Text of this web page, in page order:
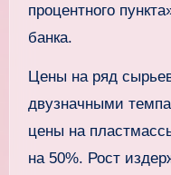
процентного
банка.
Цены на ряд
двузначными
цены на
на 50%. Рост